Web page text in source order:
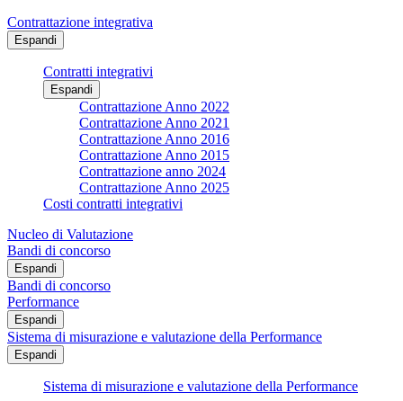
Contrattazione integrativa
Espandi
Contratti integrativi
Espandi
Contrattazione Anno 2022
Contrattazione Anno 2021
Contrattazione Anno 2016
Contrattazione Anno 2015
Contrattazione anno 2024
Contrattazione Anno 2025
Costi contratti integrativi
Nucleo di Valutazione
Bandi di concorso
Espandi
Bandi di concorso
Performance
Espandi
Sistema di misurazione e valutazione della Performance
Espandi
Sistema di misurazione e valutazione della Performance